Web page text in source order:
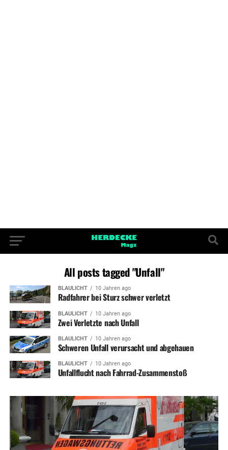
All posts tagged "Unfall"
BLAULICHT 10 Jahren ago
Radfahrer bei Sturz schwer verletzt
BLAULICHT 10 Jahren ago
Zwei Verletzte nach Unfall
BLAULICHT 10 Jahren ago
Schweren Unfall verursacht und abgehauen
BLAULICHT 10 Jahren ago
Unfallflucht nach Fahrrad-Zusammenstoß